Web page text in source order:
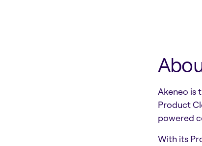
Akeneo is
Product
powered
With its